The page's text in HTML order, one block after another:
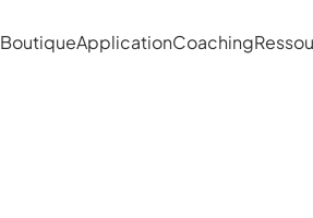
BoutiqueApplicationCoaching